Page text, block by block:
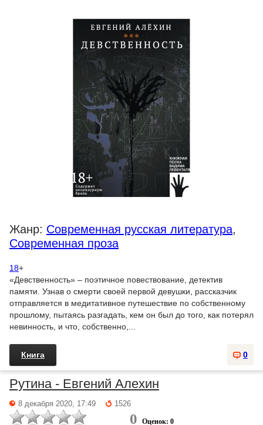
Жанр: Современная русская литература,
Современная проза
18+
«Девственность» – поэтичное повествование, детектив
памяти. Узнав о смерти своей первой девушки, рассказчик
отправляется в медитативное путешествие по собственному
прошлому, пытаясь разгадать, кем он был до того, как потерял
невинность, и что, собственно,...
0
Книга
Рутина - Евгений Алехин
8 декабря 2020, 17:49 1526
0 Оценок: 0